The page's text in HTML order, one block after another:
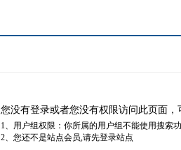
您没有登录或者您没有权限访问此页面
1、用户组权限：你所属的用户组不能使用搜索
2、您还不是站点会员,请先登录站点